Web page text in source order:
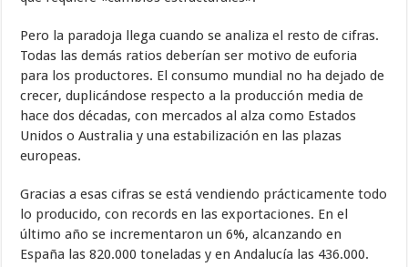
Pero la paradoja llega cuando se analiza el resto de cifras.
Todas las demás ratios deberían ser motivo de euforia
para los productores. El consumo mundial no ha dejado de
crecer, duplicándose respecto a la producción media de
hace dos décadas, con mercados al alza como Estados
Unidos o Australia y una estabilización en las plazas
europeas.
Gracias a esas cifras se está vendiendo prácticamente todo
lo producido, con records en las exportaciones. En el
último año se incrementaron un 6%, alcanzando en
España las 820.000 toneladas y en Andalucía las 436.000.